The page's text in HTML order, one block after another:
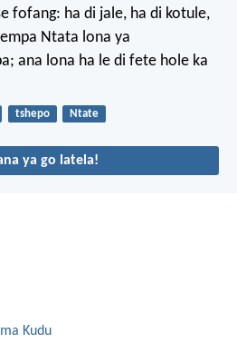
fofang: ha di jale, ha di kotule,
Ntata lona ya
ana lona ha le di fete hole ka
tshepo Ntate
ya go latela!
Kudu